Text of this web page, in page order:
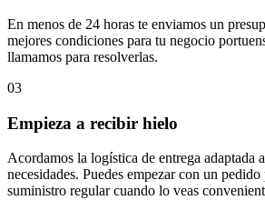
En menos de 24 horas te enviamos un
mejores condiciones para tu negocio
llamamos para resolverlas.
03
Empieza a recibir hielo
Acordamos la logística de entrega adaptada
necesidades. Puedes empezar con un
suministro regular cuando lo veas